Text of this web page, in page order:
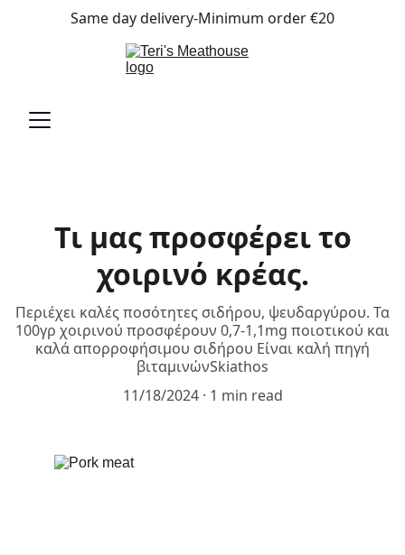
Same day delivery-Minimum order €20
Τι μας προσφέρει το
χοιρινό κρέας.
Περιέχει καλές ποσότητες σιδήρου, ψευδαργύρου. Τα
100γρ χοιρινού προσφέρουν 0,7-1,1mg ποιοτικού και
καλά απορροφήσιμου σιδήρου Είναι καλή πηγή
βιταμινώνSkiathos
11/18/2024
1 min read